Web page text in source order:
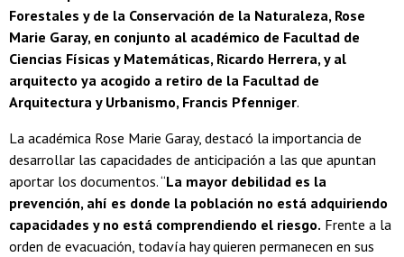
Forestales y de la Conservación de la Naturaleza, Rose
Marie Garay, en conjunto al académico de Facultad de
Ciencias Físicas y Matemáticas, Ricardo Herrera, y al
arquitecto ya acogido a retiro de la Facultad de
Arquitectura y Urbanismo, Francis Pfenniger.
La académica Rose Marie Garay, destacó la importancia de
desarrollar las capacidades de anticipación a las que apuntan
aportar los documentos. “La mayor debilidad es la
prevención, ahí es donde la población no está adquiriendo
capacidades y no está comprendiendo el riesgo. Frente a la
orden de evacuación, todavía hay quieren permanecen en sus